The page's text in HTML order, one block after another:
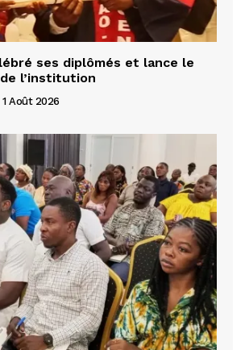
ses diplômés et lance le
l’institution
1 Août 2026